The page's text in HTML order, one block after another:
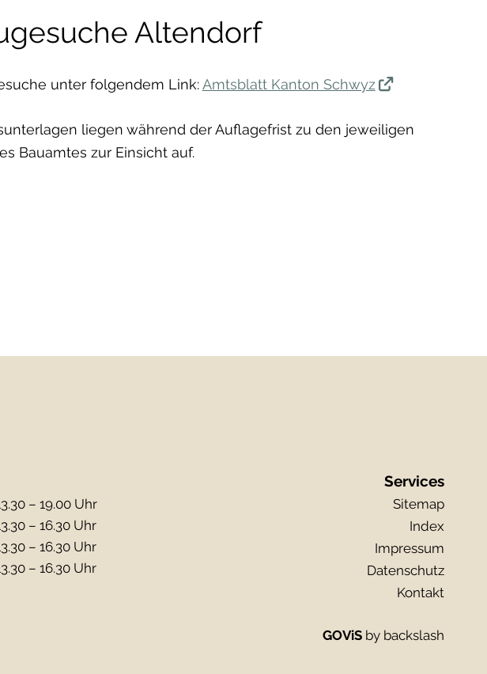
Altendorf
unter folgendem Link:Amtsblatt Kanton Schwyz
liegen während der Auflagefrist zu den jeweiligen
Bauamtes zur Einsicht auf.
– 19.00 Uhr
– 16.30 Uhr
– 16.30 Uhr
– 16.30 Uhr
Services
Sitemap
Index
Impressum
Datenschutz
Kontakt
GOViS by backslash